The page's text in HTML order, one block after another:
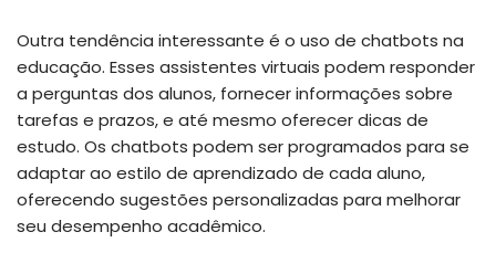
Outra tendência interessante é o uso de chatbots na
educação. Esses assistentes virtuais podem responder
a perguntas dos alunos, fornecer informações sobre
tarefas e prazos, e até mesmo oferecer dicas de
estudo. Os chatbots podem ser programados para se
adaptar ao estilo de aprendizado de cada aluno,
oferecendo sugestões personalizadas para melhorar
seu desempenho acadêmico.